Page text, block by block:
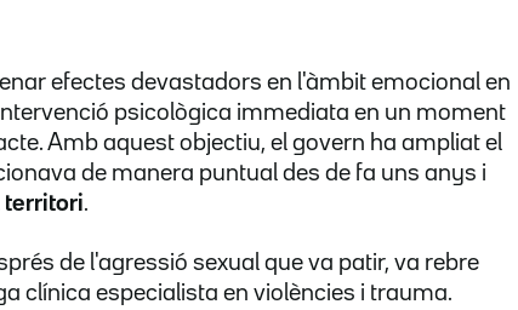
efectes devastadors en l'àmbit emocional en
psicològica immediata en un moment
Amb aquest objectiu, el govern ha ampliat el
de manera puntual des de fa uns anys i
territori.
de l'agressió sexual que va patir, va rebre
clínica especialista en violències i trauma.